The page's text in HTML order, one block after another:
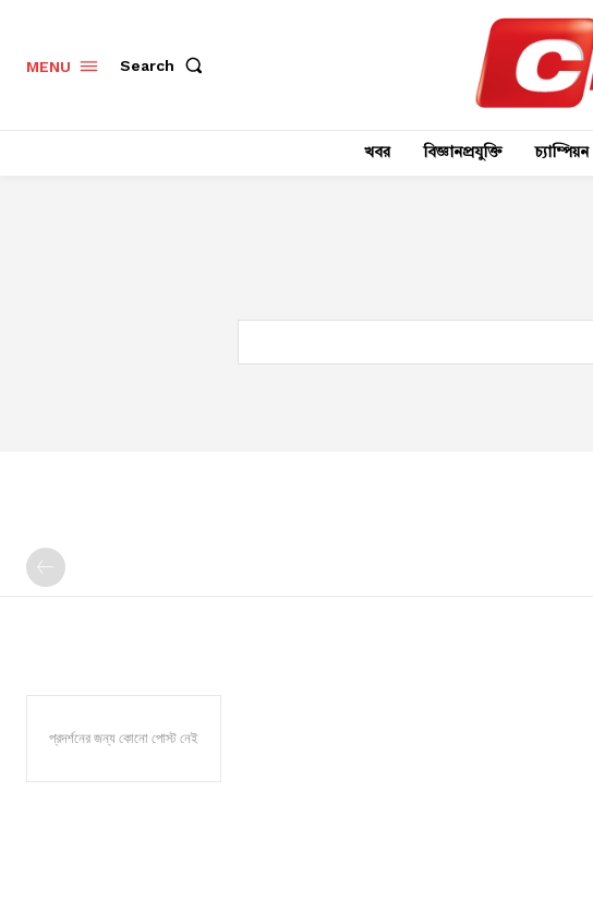
MENU Search
খবর বিজ্ঞানপ্রযুক্তি চ্যাম্পিয়ন
প্রদর্শনের জন্য কোনো পোস্ট নেই